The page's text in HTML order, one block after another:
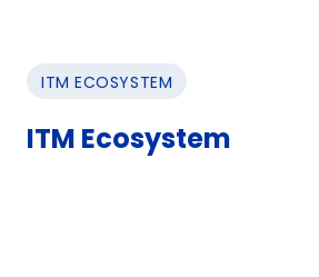
ITM ECOSYSTEM
ITM Ecosystem